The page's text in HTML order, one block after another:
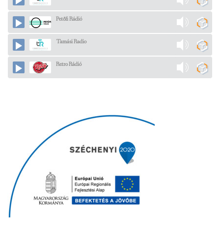
Petőfi Rádió
Tamási Radio
Retro Rádió